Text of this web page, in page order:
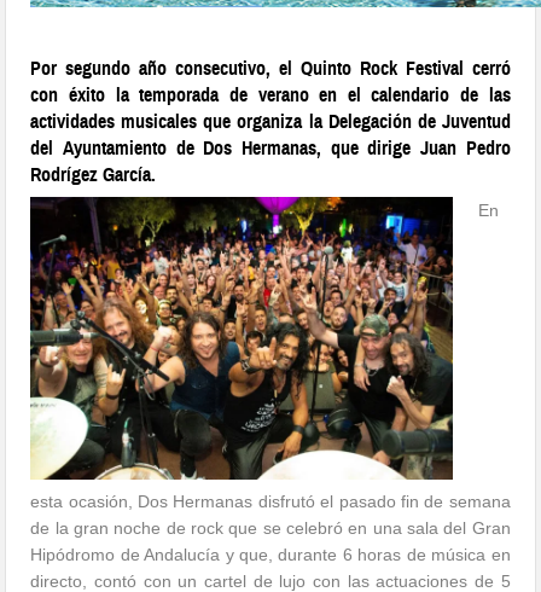
Por segundo año consecutivo, el Quinto Rock Festival cerró
con éxito la temporada de verano en el calendario de las
actividades musicales que organiza la Delegación de Juventud
del Ayuntamiento de Dos Hermanas, que dirige Juan Pedro
Rodrígez García.
En
esta ocasión, Dos Hermanas disfrutó el pasado fin de semana
de la gran noche de rock que se celebró en una sala del Gran
Hipódromo de Andalucía y que, durante 6 horas de música en
directo, contó con un cartel de lujo con las actuaciones de 5